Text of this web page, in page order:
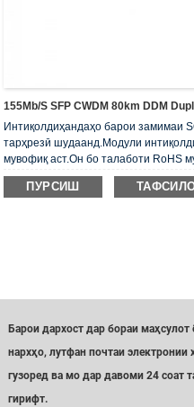
155Mb/s SFP CWDM 80km DDM
Интиқолдиҳандаҳо барои замимаи
тарҳрезӣ шудаанд.Модули
мувофиқ аст.Он бо талаботи RoHS
ПУРСИШ
Барои дархост дар бораи маҳсулот
нархҳо, лутфан почтаи электронии
гузоред ва мо дар давоми 24 соат
гирифт.